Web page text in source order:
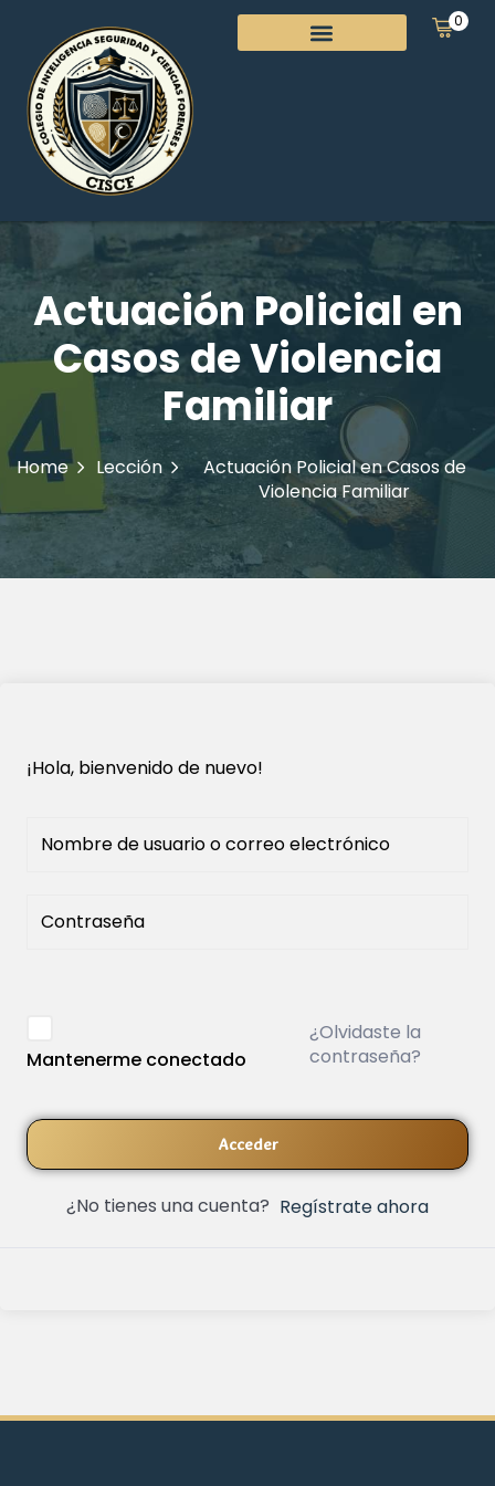
0
Actuación Policial en
Casos de Violencia
Familiar
Home Lección
Actuación Policial en Casos de
Violencia Familiar
¡Hola, bienvenido de nuevo!
Mantenerme conectado
¿Olvidaste la
contraseña?
Acceder
¿No tienes una cuenta? Regístrate ahora